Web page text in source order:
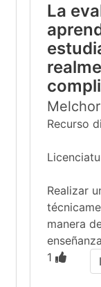
La
Recurso
Realizar
manera
1